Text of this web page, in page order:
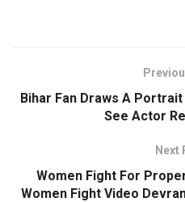
Bihar Fan Draws A
See Actor
Next
Women Fight For
Women Fight Video